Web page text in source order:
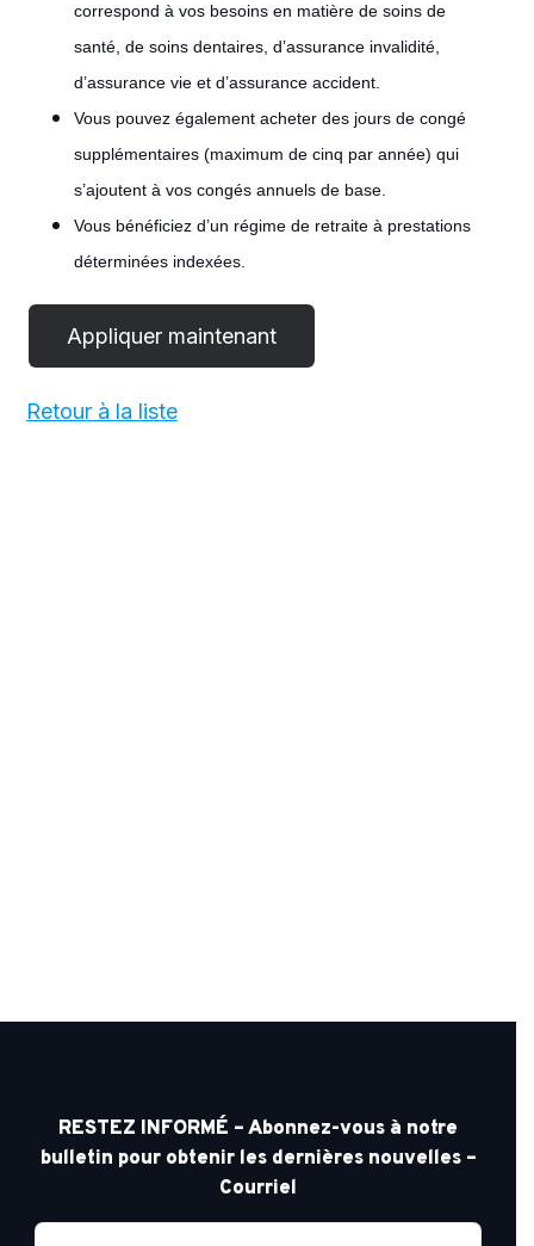
correspond à vos besoins en matière de soins de
santé, de soins dentaires, d’assurance invalidité,
d’assurance vie et d’assurance accident.
Vous pouvez également acheter des jours de congé
supplémentaires (maximum de cinq par année) qui
s’ajoutent à vos congés annuels de base.
Vous bénéficiez d’un régime de retraite à prestations
déterminées indexées.
Retour à la liste
RESTEZ INFORMÉ – Abonnez-vous à notre
bulletin pour obtenir les dernières nouvelles –
Courriel